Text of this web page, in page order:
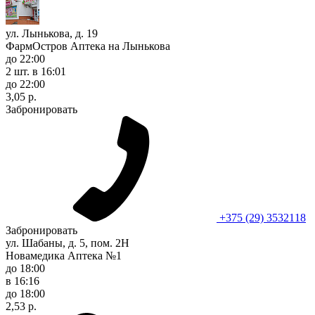
ул. Лынькова, д. 19
ФармОстров Аптека на Лынькова
до 22:00
2 шт. в 16:01
до 22:00
3,05 р.
Забронировать
+375 (29) 3532118
Забронировать
ул. Шабаны, д. 5, пом. 2Н
Новамедика Аптека №1
до 18:00
в 16:16
до 18:00
2,53 р.